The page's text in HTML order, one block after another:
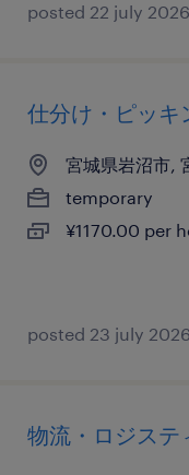
posted 22 july 2026
仕分け・ピッキ
宮城県岩沼市,
temporary
¥1170.00 per
posted 23 july 2026
物流・ロジステ